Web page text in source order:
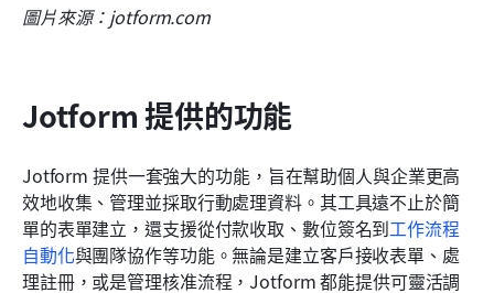
圖片來源：jotform.com
Jotform 提供的功能
Jotform 提供一套強大的功能，旨在幫助個人與企業更高
效地收集、管理並採取行動處理資料。其工具遠不止於簡
單的表單建立，還支援從付款收取、數位簽名到工作流程
自動化與團隊協作等功能。無論是建立客戶接收表單、處
理註冊，或是管理核准流程，Jotform 都能提供可靈活調